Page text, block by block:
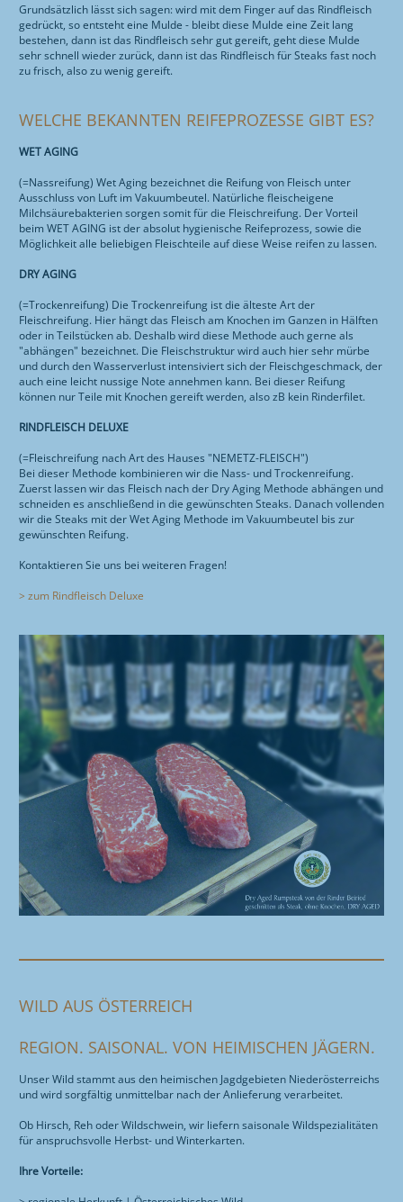
Grundsätzlich lässt sich sagen: wird mit dem Finger auf das Rindfleisch
gedrückt, so entsteht eine Mulde - bleibt diese Mulde eine Zeit lang
bestehen, dann ist das Rindfleisch sehr gut gereift, geht diese Mulde
sehr schnell wieder zurück, dann ist das Rindfleisch für Steaks fast noch
zu frisch, also zu wenig gereift.
WELCHE BEKANNTEN REIFEPROZESSE GIBT ES?
WET AGING
(=Nassreifung) Wet Aging bezeichnet die Reifung von Fleisch unter
Ausschluss von Luft im Vakuumbeutel. Natürliche fleischeigene
Milchsäurebakterien sorgen somit für die Fleischreifung. Der Vorteil
beim WET AGING ist der absolut hygienische Reifeprozess, sowie die
Möglichkeit alle beliebigen Fleischteile auf diese Weise reifen zu lassen.
DRY AGING
(=Trockenreifung) Die Trockenreifung ist die älteste Art der
Fleischreifung. Hier hängt das Fleisch am Knochen im Ganzen in Hälften
oder in Teilstücken ab. Deshalb wird diese Methode auch gerne als
"abhängen" bezeichnet. Die Fleischstruktur wird auch hier sehr mürbe
und durch den Wasserverlust intensiviert sich der Fleischgeschmack, der
auch eine leicht nussige Note annehmen kann. Bei dieser Reifung
können nur Teile mit Knochen gereift werden, also zB kein Rinderfilet.
RINDFLEISCH DELUXE
(=Fleischreifung nach Art des Hauses "NEMETZ-FLEISCH")
Bei dieser Methode kombinieren wir die Nass- und Trockenreifung.
Zuerst lassen wir das Fleisch nach der Dry Aging Methode abhängen und
schneiden es anschließend in die gewünschten Steaks. Danach vollenden
wir die Steaks mit der Wet Aging Methode im Vakuumbeutel bis zur
gewünschten Reifung.
Kontaktieren Sie uns bei weiteren Fragen!
> zum Rindfleisch Deluxe
WILD AUS ÖSTERREICH
REGION. SAISONAL. VON HEIMISCHEN JÄGERN.
Unser Wild stammt aus den heimischen Jagdgebieten Niederösterreichs
und wird sorgfältig unmittelbar nach der Anlieferung verarbeitet.
Ob Hirsch, Reh oder Wildschwein, wir liefern saisonale Wildspezialitäten
für anspruchsvolle Herbst- und Winterkarten.
Ihre Vorteile: